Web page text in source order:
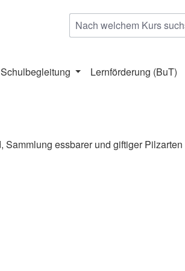
Schulbegleitung Lernförderung (BuT)